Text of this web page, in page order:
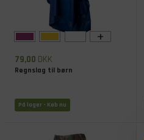
+
79,00 DKK
Regnslag til børn
På lager - Køb nu